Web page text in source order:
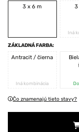
3 x 6 m
3
Iná
ZÁKLADNÁ FARBA:
Antracit / čierna
Iná kombinácia
Čo znamenajú tieto stavy?